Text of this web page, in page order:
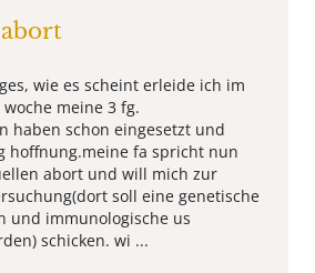
wie es scheint erleide ich im
meine 3 fg.
haben schon eingesetzt und
hoffnung.meine fa spricht nun
abort und will mich zur
soll eine genetische
und immunologische us
schicken. wi ...